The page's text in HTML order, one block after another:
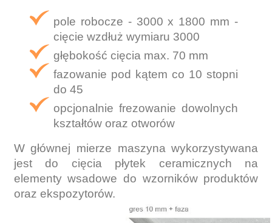
pole robocze - 3000 x 1800 mm -
cięcie wzdłuż wymiaru 3000
głębokość cięcia max. 70 mm
fazowanie pod kątem co 10 stopni
do 45
opcjonalnie frezowanie dowolnych
kształtów oraz otworów
W głównej mierze maszyna wykorzystywana
jest do cięcia płytek ceramicznych na
elementy wsadowe do wzorników produktów
oraz ekspozytorów.